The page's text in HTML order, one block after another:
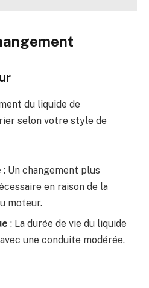
du liquide de
selon votre style de
: Un changement plus
en raison de la
moteur.
: La durée de vie du liquide
une conduite modérée.